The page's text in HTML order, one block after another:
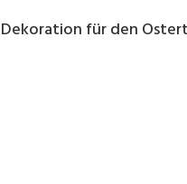
für den